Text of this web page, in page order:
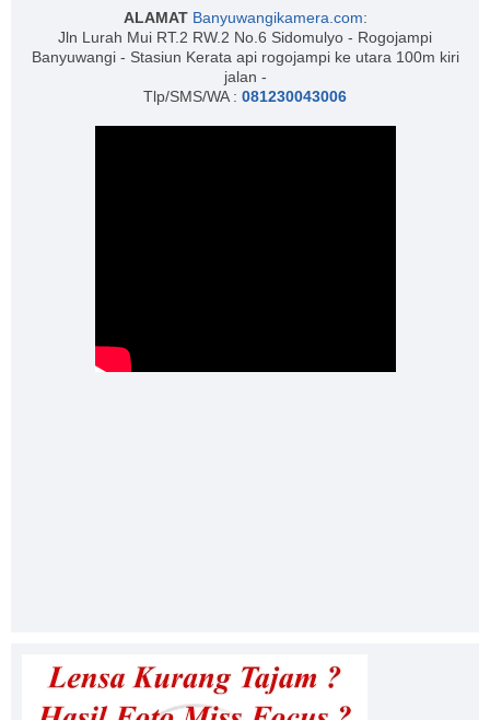
ALAMAT Banyuwangikamera.com:
Jln Lurah Mui RT.2 RW.2 No.6 Sidomulyo - Rogojampi
Banyuwangi - Stasiun Kerata api rogojampi ke utara 100m kiri
jalan -
Tlp/SMS/WA : 081230043006